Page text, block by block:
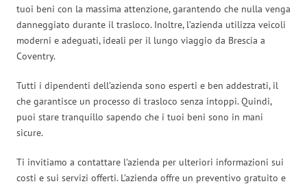
tuoi beni con la massima attenzione, garantendo che nulla venga
danneggiato durante il trasloco. Inoltre, l’azienda utilizza veicoli
moderni e adeguati, ideali per il lungo viaggio da Brescia a
Coventry.
Tutti i dipendenti dell’azienda sono esperti e ben addestrati, il
che garantisce un processo di trasloco senza intoppi. Quindi,
puoi stare tranquillo sapendo che i tuoi beni sono in mani
sicure.
Ti invitiamo a contattare l’azienda per ulteriori informazioni sui
costi e sui servizi offerti. L’azienda offre un preventivo gratuito e